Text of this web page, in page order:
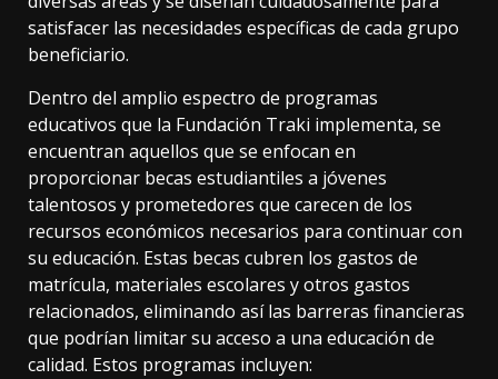
satisfacer las necesidades específicas de cada grupo
beneficiario.
Dentro del amplio espectro de programas
educativos que la Fundación Traki implementa, se
encuentran aquellos que se enfocan en
proporcionar becas estudiantiles a jóvenes
talentosos y prometedores que carecen de los
recursos económicos necesarios para continuar con
su educación. Estas becas cubren los gastos de
matrícula, materiales escolares y otros gastos
relacionados, eliminando así las barreras financieras
que podrían limitar su acceso a una educación de
calidad. Estos programas incluyen: